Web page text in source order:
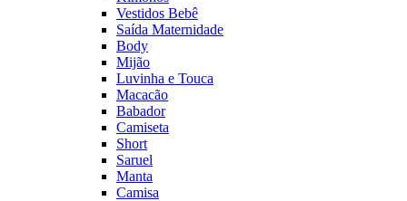
Vestidos Bebê
Saída Maternidade
Body
Mijão
Luvinha e Touca
Macacão
Babador
Camiseta
Short
Saruel
Manta
Camisa